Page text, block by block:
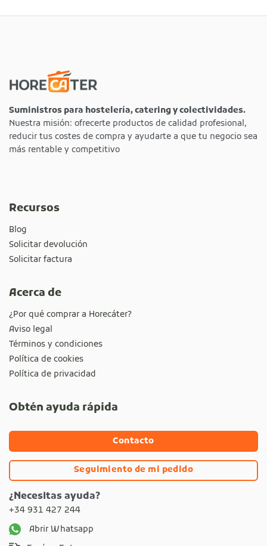
Suministros para hostelería, catering y colectividades.
Nuestra misión: ofrecerte productos de calidad profesional,
reducir tus costes de compra y ayudarte a que tu negocio sea
más rentable y competitivo
Recursos
Blog
Solicitar devolución
Solicitar factura
Acerca de
¿Por qué comprar a Horecáter?
Aviso legal
Términos y condiciones
Política de cookies
Política de privacidad
Obtén ayuda rápida
Contacto
Seguimiento de mi pedido
¿Necesitas ayuda?
+34 931 427 244
Abrir Whatsapp